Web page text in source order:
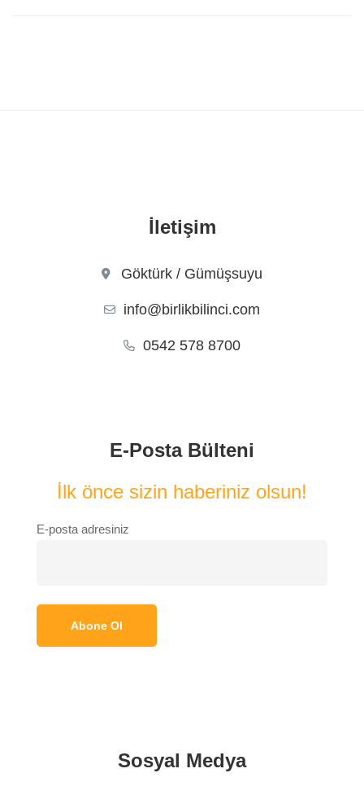
İletişim
Göktürk / Gümüşsuyu
info@birlikbilinci.com
0542 578 8700
E-Posta Bülteni
İlk önce sizin haberiniz olsun!
E-posta adresiniz
Sosyal Medya